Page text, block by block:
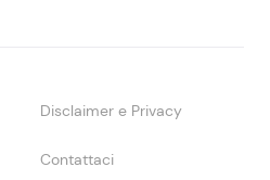
Disclaimer e Privacy
Contattaci